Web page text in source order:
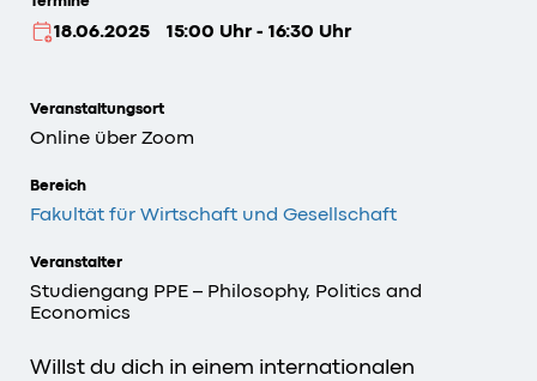
18.06.2025 15:00 Uhr - 16:30 Uhr
Veranstaltungsort
Online über Zoom
Bereich
Fakultät für Wirtschaft und Gesellschaft
Veranstalter
Studiengang PPE – Philosophy, Politics and
Economics
Willst du dich in einem internationalen